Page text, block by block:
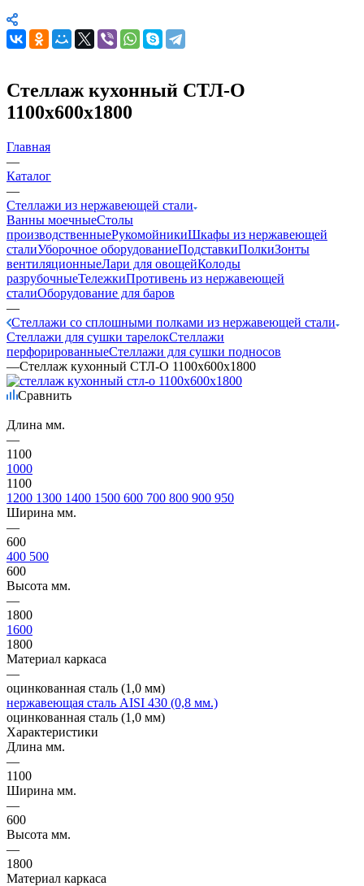
Стеллаж кухонный СТЛ-О
1100х600х1800
Главная
—
Каталог
—
Стеллажи из нержавеющей стали
Ванны моечныеСтолы
производственныеРукомойникиШкафы из нержавеющей
сталиУборочное оборудованиеПодставкиПолкиЗонты
вентиляционныеЛари для овощейКолоды
разрубочныеТележкиПротивень из нержавеющей
сталиОборудование для баров
—
Стеллажи со сплошными полками из нержавеющей стали
Стеллажи для сушки тарелокСтеллажи
перфорированныеСтеллажи для сушки подносов
—Стеллаж кухонный СТЛ-О 1100х600х1800
Сравнить
Длина мм.
—
1100
1000
1100
1200 1300 1400 1500 600 700 800 900 950
Ширина мм.
—
600
400 500
600
Высота мм.
—
1800
1600
1800
Материал каркаса
—
оцинкованная сталь (1,0 мм)
нержавеющая сталь AISI 430 (0,8 мм.)
оцинкованная сталь (1,0 мм)
Характеристики
Длина мм.
—
1100
Ширина мм.
—
600
Высота мм.
—
1800
Материал каркаса